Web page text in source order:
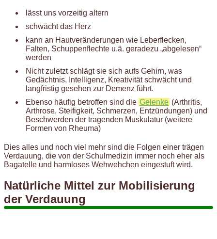
lässt uns vorzeitig altern
schwächt das Herz
kann an Hautveränderungen wie Leberflecken,
Falten, Schuppenflechte u.ä. geradezu „abgelesen“
werden
Nicht zuletzt schlägt sie sich aufs Gehirn, was
Gedächtnis, Intelligenz, Kreativität schwächt und
langfristig gesehen zur Demenz führt.
Ebenso häufig betroffen sind die Gelenke (Arthritis,
Arthrose, Steifigkeit, Schmerzen, Entzündungen) und
Beschwerden der tragenden Muskulatur (weitere
Formen von Rheuma)
Dies alles und noch viel mehr sind die Folgen einer trägen
Verdauung, die von der Schulmedizin immer noch eher als
Bagatelle und harmloses Wehwehchen eingestuft wird.
Natürliche Mittel zur Mobilisierung
der Verdauung